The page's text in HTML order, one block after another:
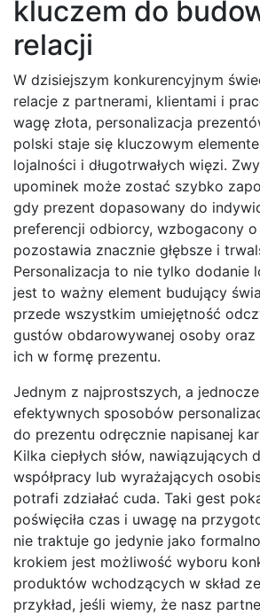
kluczem do
relacji
W dzisiejszym konkurencyjnym
relacje z partnerami, klientami i
wagę złota, personalizacja
polski staje się kluczowym
lojalności i długotrwałych więzi.
upominek może zostać szybko
gdy prezent dopasowany do
preferencji odbiorcy, wzbogacony
pozostawia znacznie głębsze i
Personalizacja to nie tylko dodanie
jest to ważny element budujący
przede wszystkim umiejętność
gustów obdarowywanej osoby
ich w formę prezentu.
Jednym z najprostszych, a
efektywnych sposobów
do prezentu odręcznie napisanej
Kilka ciepłych słów, nawiązujących
współpracy lub wyrażających
potrafi zdziałać cuda. Taki gest
poświęciła czas i uwagę na
nie traktuje go jedynie jako
krokiem jest możliwość wyboru
produktów wchodzących w skład
przykład, jeśli wiemy, że nasz